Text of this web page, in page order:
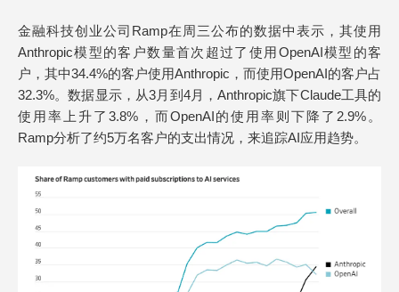
金融科技创业公司Ramp在周三公布的数据中表示，其使用
Anthropic模型的客户数量首次超过了使用OpenAI模型的客
户，其中34.4%的客户使用Anthropic，而使用OpenAI的客户占
32.3%。数据显示，从3月到4月，Anthropic旗下Claude工具的
使用率上升了3.8%，而OpenAI的使用率则下降了2.9%。
Ramp分析了约5万名客户的支出情况，来追踪AI应用趋势。